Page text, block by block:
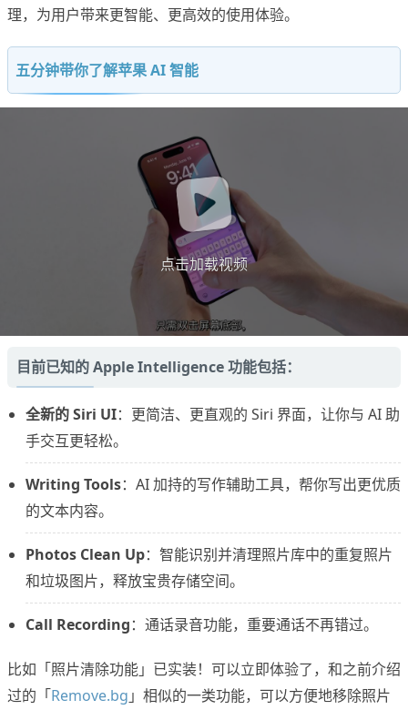
理，为用户带来更智能、更高效的使用体验。
五分钟带你了解苹果 AI 智能
点击加载视频
目前已知的 Apple Intelligence 功能包括：
全新的 Siri UI：更简洁、更直观的 Siri 界面，让你与 AI 助
手交互更轻松。
Writing Tools：AI 加持的写作辅助工具，帮你写出更优质
的文本内容。
Photos Clean Up：智能识别并清理照片库中的重复照片
和垃圾图片，释放宝贵存储空间。
Call Recording：通话录音功能，重要通话不再错过。
比如「照片清除功能」已实装！可以立即体验了，和之前介绍
过的「Remove.bg 」相似的一类功能，可以方便地移除照片